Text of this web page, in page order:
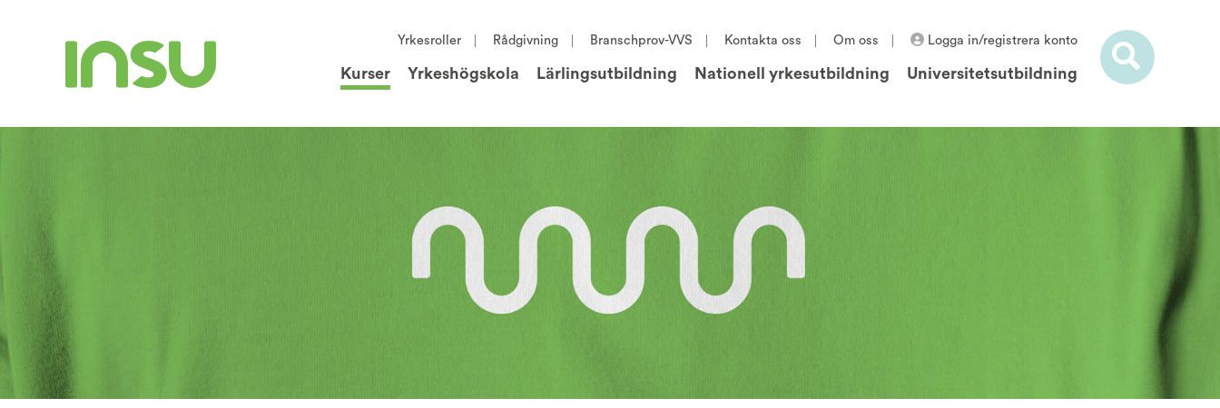
Yrkesroller Rådgivning Branschprov-VVS Kontakta oss Om oss Logga in/registrera konto
Kurser Yrkeshögskola Lärlingsutbildning Nationell yrkesutbildning Universitetsutbildning